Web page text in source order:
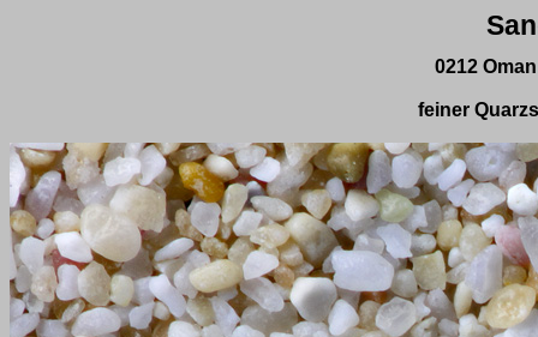
0212
feiner